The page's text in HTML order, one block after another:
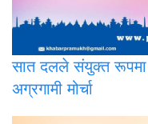
सातदलले संयुक्त रूपमा
अग्रगामी मोर्चा